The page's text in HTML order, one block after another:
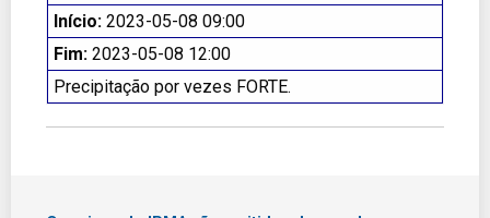
Início: 2023-05-08 09:00
Fim: 2023-05-08 12:00
Precipitação por vezes FORTE.